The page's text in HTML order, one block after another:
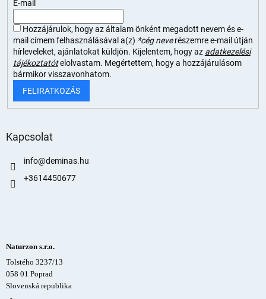
E-mail
Hozzájárulok, hogy az általam önként megadott nevem és e-
mail címem felhasználásával a(z) *cég neverészemre e-mail útján
hírleveleket, ajánlatokat küldjön. Kijelentem, hogy az adatkezelési
tájékoztatót elolvastam. Megértettem, hogy a hozzájárulásom
bármikor visszavonhatom.
FELIRATKOZÁS
Kapcsolat
info@deminas.hu
+3614450677
Naturzon s.r.o.
Tolstého 3237/13
058 01 Poprad
Slovenská republika